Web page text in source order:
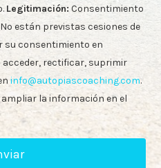
Legitimación: Consentimiento
No están previstas cesiones de
su consentimiento en
rectificar, suprimir
info@autopiascoaching.com.
ampliar la información en el